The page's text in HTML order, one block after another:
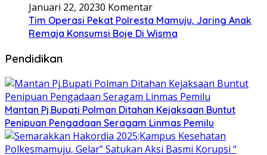
Januari 22, 20230 Komentar
Tim Operasi Pekat Polresta Mamuju, Jaring Anak
Remaja Konsumsi Boje Di Wisma
Pendidikan
Mantan Pj.Bupati Polman Ditahan Kejaksaan Buntut
Penipuan Pengadaan Seragam Linmas Pemilu